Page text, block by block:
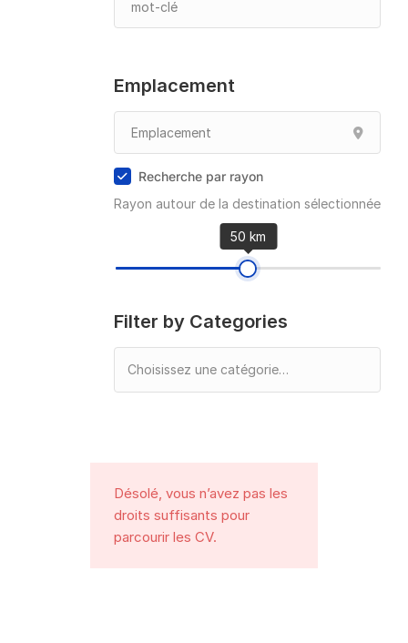
Emplacement
Recherche par rayon
Rayon autour de la destination sélectionnée
50 km
Filter by Categories
Désolé, vous n’avez pas les
droits suffisants pour
parcourir les CV.